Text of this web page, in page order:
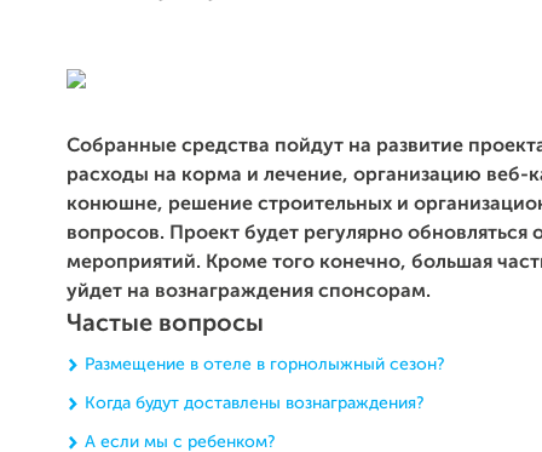
Собранные средства пойдут на развитие
расходы на корма и лечение, организацию веб-
конюшне, решение строительных и
вопросов. Проект будет регулярно обновляться
мероприятий. Кроме того конечно, большая
уйдет на вознаграждения спонсорам.
Частые вопросы
Размещение в отеле в горнолыжный сезон?
Когда будут доставлены вознаграждения?
А если мы с ребенком?